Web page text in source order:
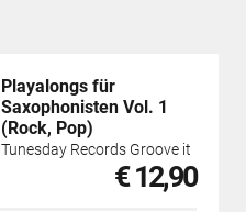
Playalongs für
Saxophonisten Vol. 1
(Rock, Pop)
Tunesday Records Groove it
€ 12,90